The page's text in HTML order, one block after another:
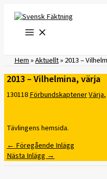
innehåll
Hem»Aktuellt»2013 –
2013 – Vilhelmina, värja
130118FörbundskaptenerVärja,
Tävlingens hemsida.
←Föregående Inlägg
Nästa Inlägg→